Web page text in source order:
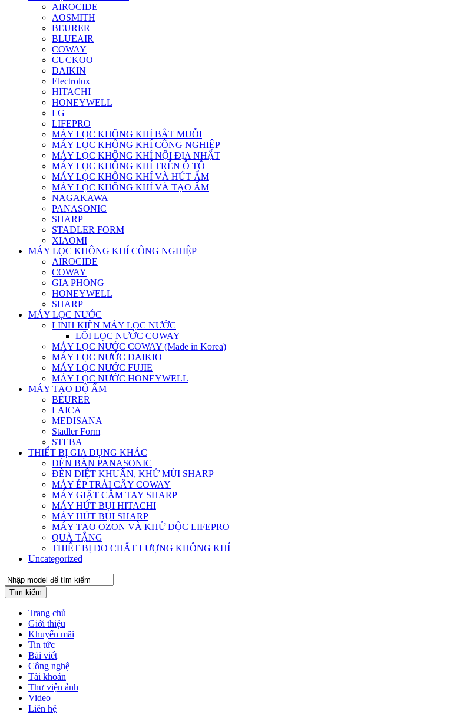
AIROCIDE
AOSMITH
BEURER
BLUEAIR
COWAY
CUCKOO
DAIKIN
Electrolux
HITACHI
HONEYWELL
LG
LIFEPRO
MÁY LỌC KHÔNG KHÍ BẮT MUỖI
MÁY LỌC KHÔNG KHÍ CÔNG NGHIỆP
MÁY LỌC KHÔNG KHÍ NỘI ĐỊA NHẬT
MÁY LỌC KHÔNG KHÍ TRÊN Ô TÔ
MÁY LỌC KHÔNG KHÍ VÀ HÚT ẨM
MÁY LỌC KHÔNG KHÍ VÀ TẠO ẨM
NAGAKAWA
PANASONIC
SHARP
STADLER FORM
XIAOMI
MÁY LỌC KHÔNG KHÍ CÔNG NGHIỆP
AIROCIDE
COWAY
GIA PHONG
HONEYWELL
SHARP
MÁY LỌC NƯỚC
LINH KIỆN MÁY LỌC NƯỚC
LÕI LỌC NƯỚC COWAY
MÁY LỌC NƯỚC COWAY (Made in Korea)
MÁY LỌC NƯỚC DAIKIO
MÁY LỌC NƯỚC FUJIE
MÁY LỌC NƯỚC HONEYWELL
MÁY TẠO ĐỘ ẨM
BEURER
LAICA
MEDISANA
Stadler Form
STEBA
THIẾT BỊ GIA DỤNG KHÁC
ĐÈN BÀN PANASONIC
ĐÈN DIỆT KHUẨN, KHỬ MÙI SHARP
MÁY ÉP TRÁI CÂY COWAY
MÁY GIẶT CẦM TAY SHARP
MÁY HÚT BỤI HITACHI
MÁY HÚT BỤI SHARP
MÁY TẠO OZON VÀ KHỬ ĐỘC LIFEPRO
QUÀ TẶNG
THIẾT BỊ ĐO CHẤT LƯỢNG KHÔNG KHÍ
Uncategorized
Tìm kiếm
Trang chủ
Giới thiệu
Khuyến mãi
Tin tức
Bài viết
Công nghệ
Tài khoản
Thư viện ảnh
Video
Liên hệ